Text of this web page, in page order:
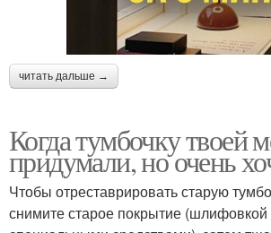
читать дальше →
Когда тумбочку твоей
придумали, но очень
Чтобы отреставрировать старую
снимите старое покрытие (шлифовкой